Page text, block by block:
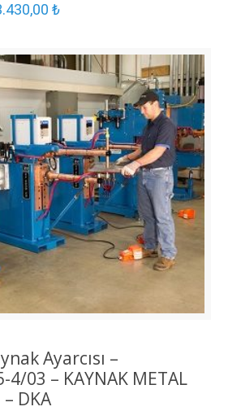
₺
Ayarcısı –
4/03 – KAYNAK METAL
– DKA